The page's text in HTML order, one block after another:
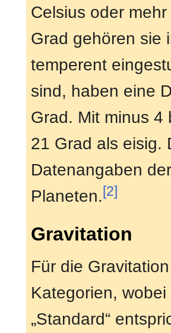
Celsius oder
Grad gehören sie
temperent
sind, haben eine
Grad. Mit minus 4
21 Grad als eisig.
Datenangaben
Planeten.[2]
Gravitation
Für die
Kategorien,
„Standard“